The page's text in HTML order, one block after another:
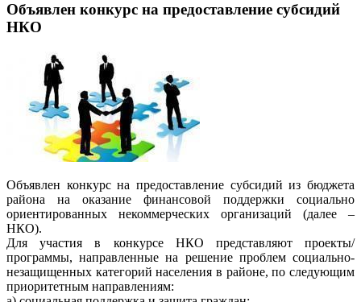
Объявлен конкурс на предоставление субсидий
НКО
Объявлен конкурс на предоставление субсидий из бюджета
района на оказание финансовой поддержки социально
ориентированных некоммерческих организаций (далее –
НКО).
Для участия в конкурсе НКО представляют проекты/
программы, направленные на решение проблем социально-
незащищенных категорий на​селения в районе, по следующим
приоритетным направлениям: